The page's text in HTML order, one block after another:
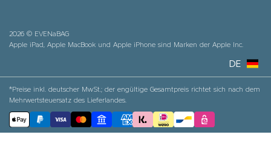
2026 © EVENaBAG
Apple iPad, Apple MacBook und Apple iPhone sind Marken der Apple Inc.
DE
*Preise inkl. deutscher MwSt.; der engültige Gesamtpreis richtet sich nach dem
Mehrwertsteuersatz des Lieferlandes.